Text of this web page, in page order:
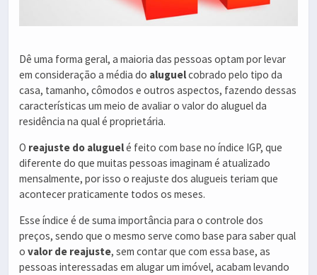
Dê uma forma geral, a maioria das pessoas optam por levar
em consideração a média do aluguelcobrado pelo tipo da
casa, tamanho, cômodos e outros aspectos, fazendo dessas
características um meio de avaliar o valor do aluguel da
residência na qual é proprietária.
O reajuste do aluguelé feito com base no índice IGP, que
diferente do que muitas pessoas imaginam é atualizado
mensalmente, por isso o reajuste dos alugueis teriam que
acontecer praticamente todos os meses.
Esse índice é de suma importância para o controle dos
preços, sendo que o mesmo serve como base para saber qual
o valor de reajuste, sem contar que com essa base, as
pessoas interessadas em alugar um imóvel, acabam levando